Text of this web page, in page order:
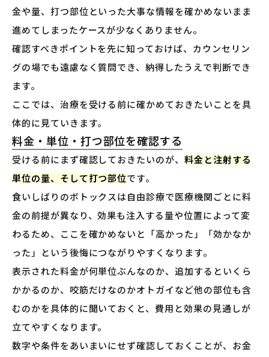
金や量、打つ部位といった大事な情報を確かめないまま
進めてしまったケースが少なくありません。
確認すべきポイントを先に知っておけば、カウンセリン
グの場でも遠慮なく質問でき、納得したうえで判断でき
ます。
ここでは、治療を受ける前に確かめておきたいことを具
体的に見ていきます。
料金・単位・打つ部位を確認する
受ける前にまず確認しておきたいのが、 料金と注射する
単位の量、そして打つ部位です。
食いしばりのボトックスは自由診療で医療機関ごとに料
金の前提が異なり、効果も注入する量や位置によって変
わるため、ここを確かめないと「高かった」「効かなか
った」という後悔につながりやすくなります。
表示された料金が何単位ぶんなのか、追加するといくら
かかるのか、咬筋だけなのかオトガイなど他の部位も含
むのかを具体的に聞いておくと、費用と効果の見通しが
立てやすくなります。
数字や条件をあいまいにせず確認しておくことが、お金